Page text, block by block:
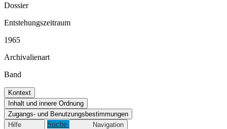
Dossier
Entstehungszeitraum
1965
Archivalienart
Band
Kontext
Inhalt und innere Ordnung
Zugangs- und Benutzungsbestimmungen
Hilfe
Suche Navigation